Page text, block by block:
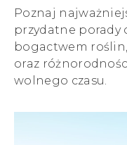
Poznaj
przydatne porady
bogactwem
oraz
wolnego czasu.